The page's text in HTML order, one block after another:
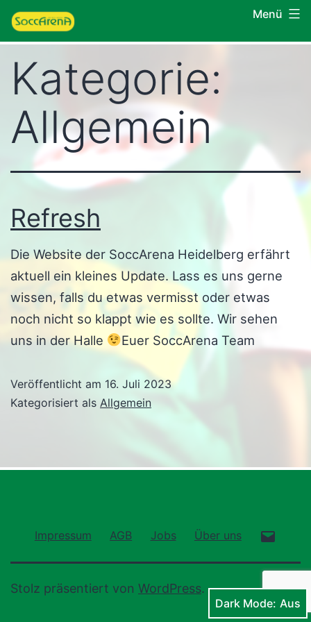
Zum
Inhalt
SoccArena
Menü
Kategorie:
Allgemein
Refresh
Die Website der SoccArena Heidelberg erfährt
aktuell ein kleines Update. Lass es uns gerne
wissen, falls du etwas vermisst oder etwas
noch nicht so klappt wie es sollte. Wir sehen
uns in der Halle
Euer SoccArena Team
Veröffentlicht am 16. Juli 2023
Kategorisiert als Allgemein
Impressum AGB Jobs Über uns
Mail
Stolz präsentiert von WordPress.
Dark Mode: